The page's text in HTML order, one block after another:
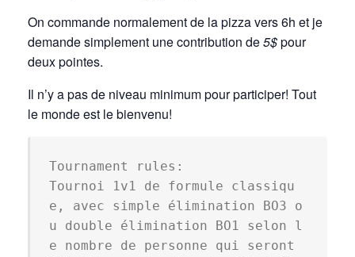
On commande normalement de la pizza vers 6h et je
demande simplement une contribution de5$pour
deux pointes.
Il n’y a pas de niveau minimum pour participer! Tout
le monde est le bienvenu!
Tournament rules:
Tournoi 1v1 de formule classiqu
e, avec simple élimination BO3 o
u double élimination BO1 selon l
e nombre de personne qui seront